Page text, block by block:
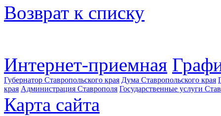
Возврат к списку
Интернет-приемная
Губернатор Ставропольского края Дума Ставропольского края
края Администрация Ставрополя Государственные услуги
Карта сайта